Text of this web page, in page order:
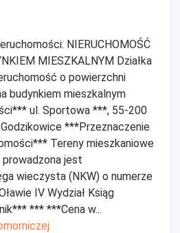
NIERUCHOMOŚĆ
MIESZKALNYM Działka
o powierzchni
budynkiem mieszkalnym
ul. Sportowa ***, 55-200
***Przeznaczenie
Tereny mieszkaniowe
jest
wieczysta (NKW) o numerze
IV Wydział Ksiąg
*** ***Cena w...